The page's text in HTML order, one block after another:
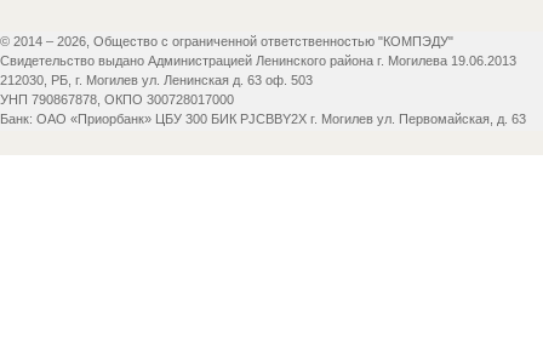
© 2014 – 2026, Общество с ограниченной ответственностью "КОМПЭДУ"
Свидетельство выдано Администрацией Ленинского района г. Могилева 19.06.2013
212030, РБ, г. Могилев ул. Ленинская д. 63 оф. 503
УНП 790867878, ОКПО 300728017000
Банк: ОАО «Приорбанк» ЦБУ 300 БИК PJCBBY2X г. Могилев ул. Первомайская, д. 63